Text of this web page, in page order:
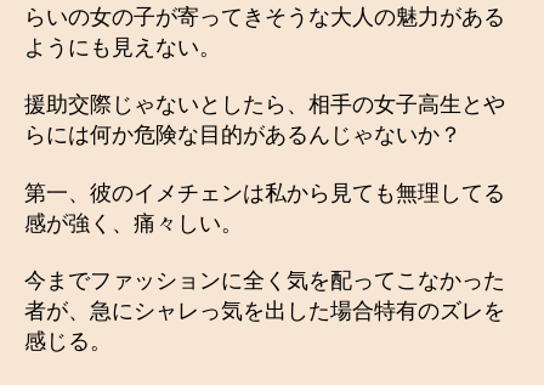
らいの女の子が寄ってきそうな大人の魅力がある
ようにも見えない。
援助交際じゃないとしたら、相手の女子高生とや
らには何か危険な目的があるんじゃないか？
第一、彼のイメチェンは私から見ても無理してる
感が強く、痛々しい。
今までファッションに全く気を配ってこなかった
者が、急にシャレっ気を出した場合特有のズレを
感じる。